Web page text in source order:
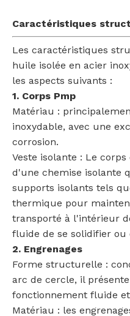
Caractéristiques
Les caractéristiques
huile isolée en acier
les aspects suivants :
1. Corps Pmp
Matériau :
inoxydable, avec une
corrosion.
Veste isolante : Le
d'une chemise isolante
supports isolants tels
thermique pour
transporté à l'intérieur
fluide de se solidifier
2. Engrenages
Forme structurelle :
arc de cercle, il
fonctionnement fluide
Matériau : les